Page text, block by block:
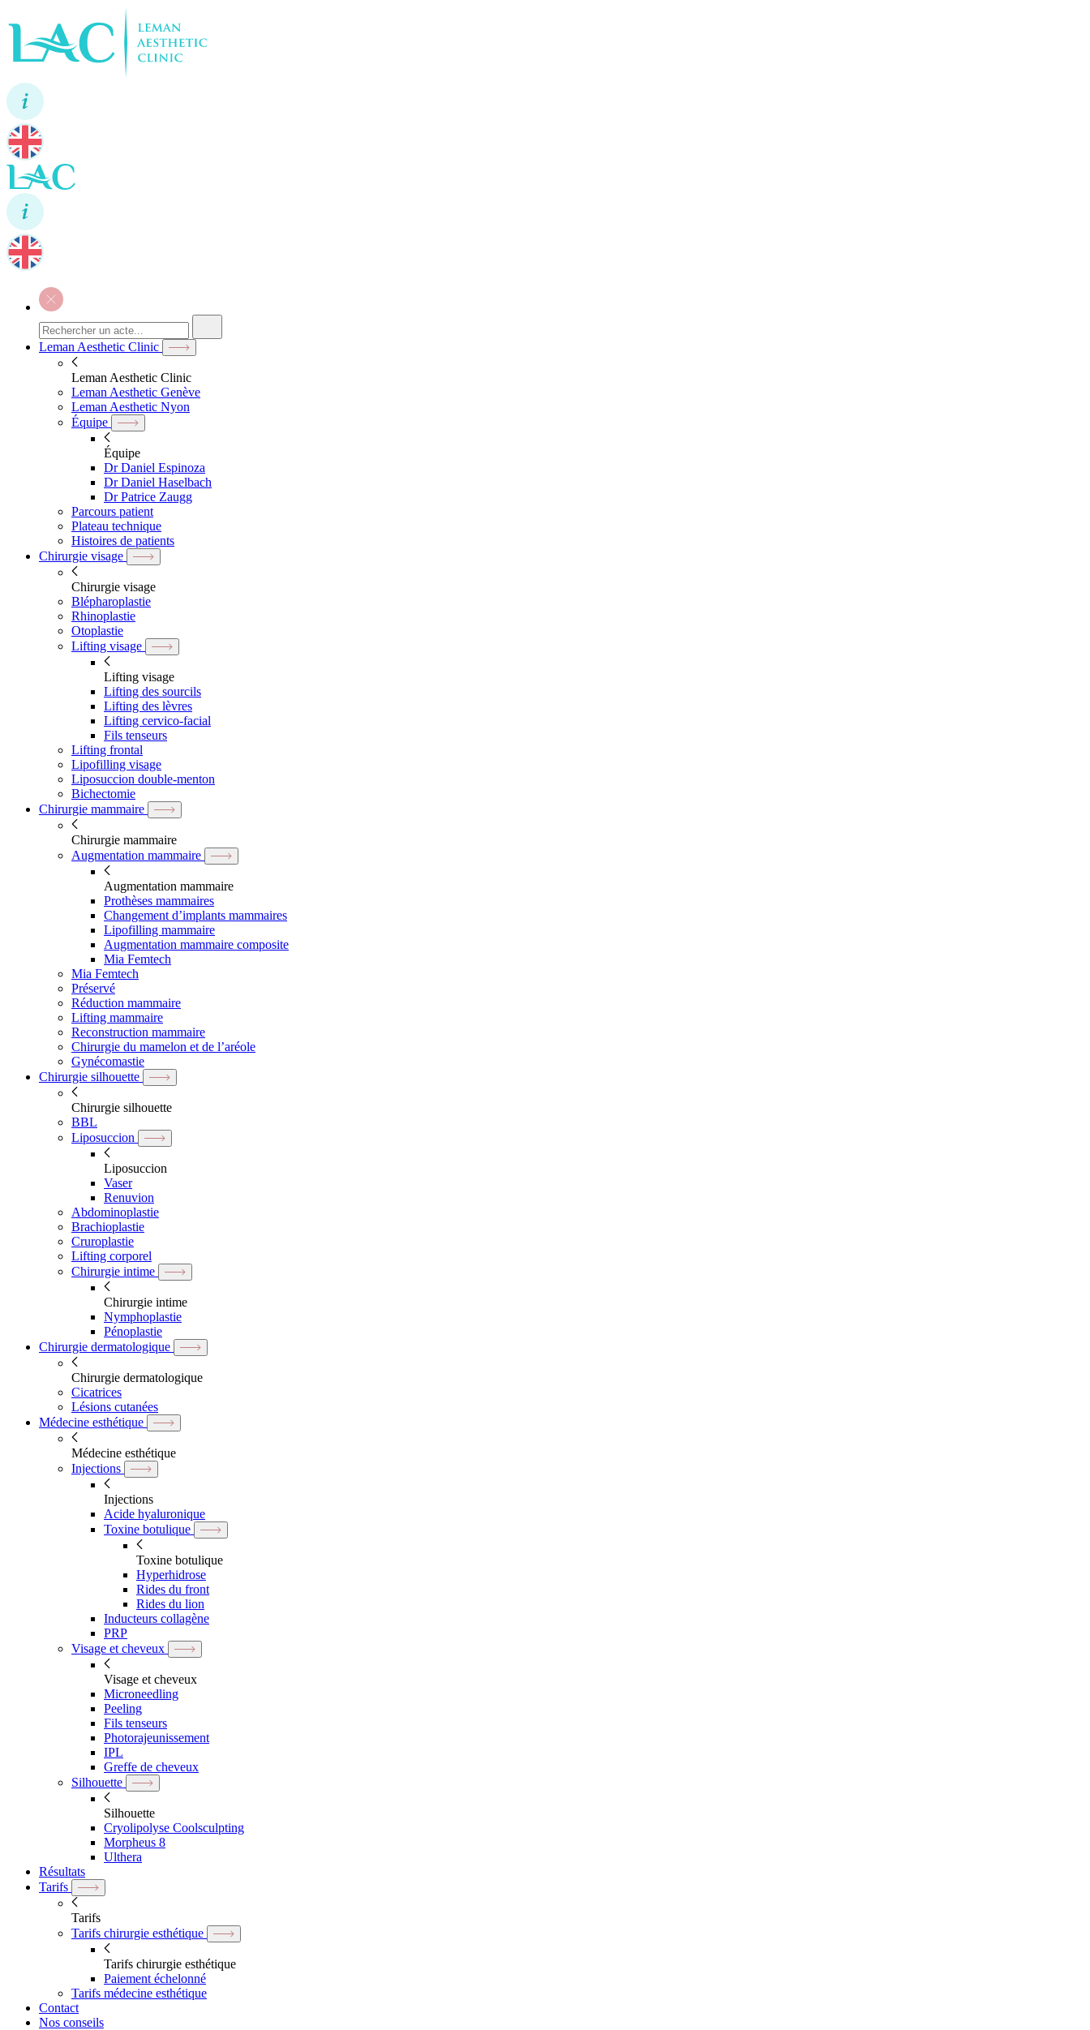
Leman Aesthetic Clinic
Leman Aesthetic Clinic
Leman Aesthetic Genève
Leman Aesthetic Nyon
Équipe
Équipe
Dr Daniel Espinoza
Dr Daniel Haselbach
Dr Patrice Zaugg
Parcours patient
Plateau technique
Histoires de patients
Chirurgie visage
Chirurgie visage
Blépharoplastie
Rhinoplastie
Otoplastie
Lifting visage
Lifting visage
Lifting des sourcils
Lifting des lèvres
Lifting cervico-facial
Fils tenseurs
Lifting frontal
Lipofilling visage
Liposuccion double-menton
Bichectomie
Chirurgie mammaire
Chirurgie mammaire
Augmentation mammaire
Augmentation mammaire
Prothèses mammaires
Changement d’implants mammaires
Lipofilling mammaire
Augmentation mammaire composite
Mia Femtech
Mia Femtech
Préservé
Réduction mammaire
Lifting mammaire
Reconstruction mammaire
Chirurgie du mamelon et de l’aréole
Gynécomastie
Chirurgie silhouette
Chirurgie silhouette
BBL
Liposuccion
Liposuccion
Vaser
Renuvion
Abdominoplastie
Brachioplastie
Cruroplastie
Lifting corporel
Chirurgie intime
Chirurgie intime
Nymphoplastie
Pénoplastie
Chirurgie dermatologique
Chirurgie dermatologique
Cicatrices
Lésions cutanées
Médecine esthétique
Médecine esthétique
Injections
Injections
Acide hyaluronique
Toxine botulique
Toxine botulique
Hyperhidrose
Rides du front
Rides du lion
Inducteurs collagène
PRP
Visage et cheveux
Visage et cheveux
Microneedling
Peeling
Fils tenseurs
Photorajeunissement
IPL
Greffe de cheveux
Silhouette
Silhouette
Cryolipolyse Coolsculpting
Morpheus 8
Ulthera
Résultats
Tarifs
Tarifs
Tarifs chirurgie esthétique
Tarifs chirurgie esthétique
Paiement échelonné
Tarifs médecine esthétique
Contact
Nos conseils